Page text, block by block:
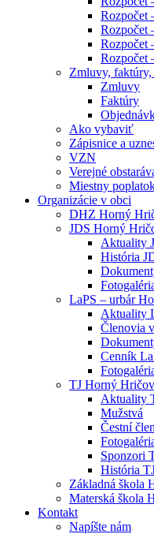
Rozpočet
Rozpočet
Rozpočet
Rozpočet
Zmluvy,
Zmluvy
Faktúry
Ako vybaviť
Zápisnice a
VZN
Verejné
Miestny
Organizácie v obci
DHZ Horný
JDS Horný
Aktuality
História
LaPS – urbár
Aktuality
Členovia
Cenník
TJ Horný Hričov
Aktuality
Mužstvá
Čestní
Sponzori
História
Základná škola
Materská škola
Kontakt
Napíšte nám